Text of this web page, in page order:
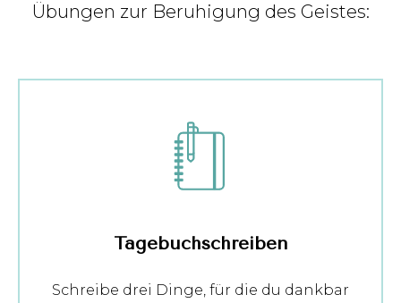
Übungen zur Beruhigung des Geistes:
Tagebuchschreiben
Schreibe drei Dinge, für die du dankbar